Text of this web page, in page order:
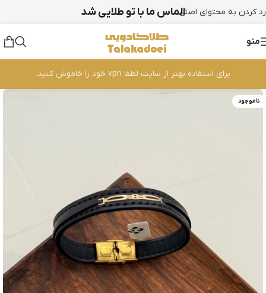
رد کردن به محتوای اصلیالماس ما با تو طلایی شد
منو
برای استفاده بهتر از سایت لطفا vpn خود را خاموش کنید.
ناموجود